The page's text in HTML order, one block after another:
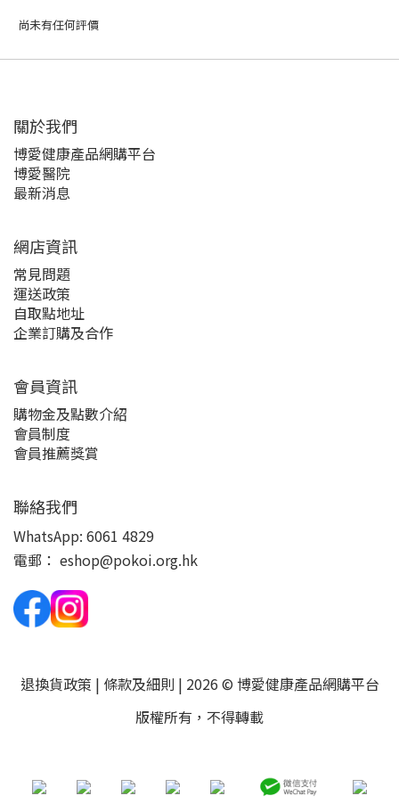
尚未有任何評價
關於我們‎
博愛健康產品網購平台
博愛醫院
最新消息
網店資訊
常見問題
運送政策
自取點地址
企業訂購及合作
會員資訊
購物金及點數介紹
會員制度
會員推薦獎賞
聯絡我們
WhatsApp: 6061 4829
電郵： eshop@pokoi.org.hk
退換貨政策 | 條款及細則 | 2026 © 博愛健康產品網購平台
版權所有，不得轉載